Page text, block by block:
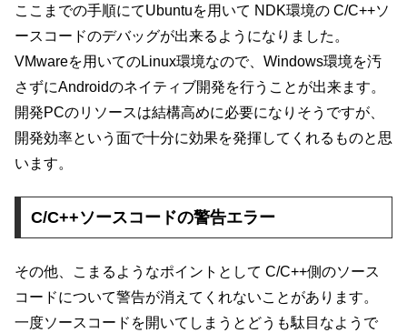
ここまでの手順にてUbuntuを用いて NDK環境の C/C++ソ
ースコードのデバッグが出来るようになりました。
VMwareを用いてのLinux環境なので、Windows環境を汚
さずにAndroidのネイティブ開発を行うことが出来ます。
開発PCのリソースは結構高めに必要になりそうですが、
開発効率という面で十分に効果を発揮してくれるものと思
います。
C/C++ソースコードの警告エラー
その他、こまるようなポイントとして C/C++側のソース
コードについて警告が消えてくれないことがあります。
一度ソースコードを開いてしまうとどうも駄目なようで